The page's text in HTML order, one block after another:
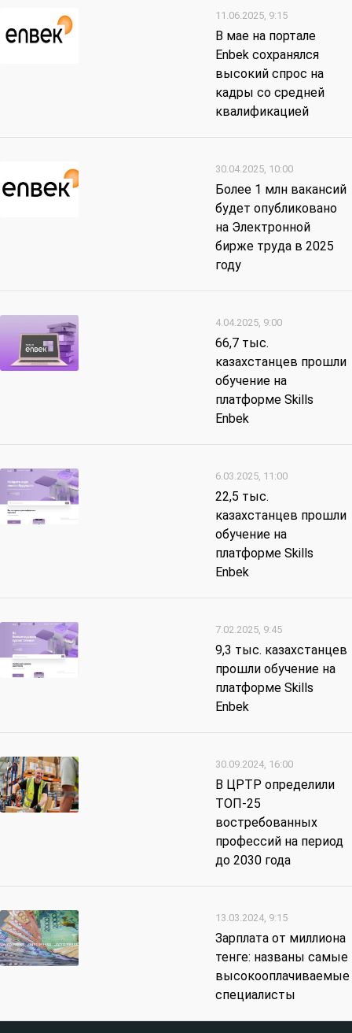
11.06.2025, 9:15
В мае на портале
Enbek сохранялся
высокий спрос на
кадры со средней
квалификацией
30.04.2025, 10:00
Более 1 млн вакансий
будет опубликовано
на Электронной
бирже труда в 2025
году
4.04.2025, 9:00
66,7 тыс.
казахстанцев прошли
обучение на
платформе Skills
Enbek
6.03.2025, 11:00
22,5 тыс.
казахстанцев прошли
обучение на
платформе Skills
Enbek
7.02.2025, 9:45
9,3 тыс. казахстанцев
прошли обучение на
платформе Skills
Enbek
30.09.2024, 16:00
В ЦРТР определили
ТОП-25
востребованных
профессий на период
до 2030 года
13.03.2024, 9:15
Зарплата от миллиона
тенге: названы самые
высокооплачиваемые
специалисты